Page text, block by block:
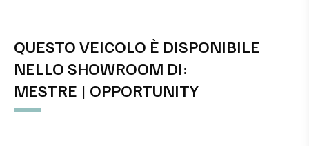
QUESTO VEICOLO È DISPONIBILE
NELLO SHOWROOM DI:
MESTRE | OPPORTUNITY